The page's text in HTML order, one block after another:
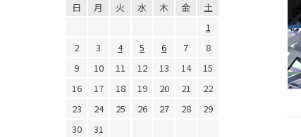
日 月 火 水 木 金
土
1
2
3 4 5 6 7
8
9
10 11 12 13 14
15
16
17 18 19 20 21
22
23
24 25 26 27 28
29
30
31